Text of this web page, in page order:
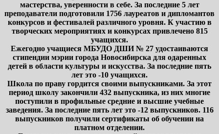
мастерства, уверенности в себе. За последние 5 лет
преподаватели подготовили 1756 лауреатов и дипломантов
конкурсов и фестивалей различного уровня. К участию в
творческих мероприятиях и конкурсах привлечено 815
учащихся.
Ежегодно учащиеся МБУДО ДШИ № 27 удостаиваются
стипендии мэрии города Новосибирска для одаренных
детей в области культуры и искусства. За последние пять
лет это -10 учащихся.
Школа по праву гордится своими выпускниками. За этот
период школу закончили 432 выпускника, из них многие
поступили в профильные средние и высшие учебные
заведения. За последние пять лет это -12 выпускников. 116
выпускников получили сертификаты об обучении на
платном отделении.